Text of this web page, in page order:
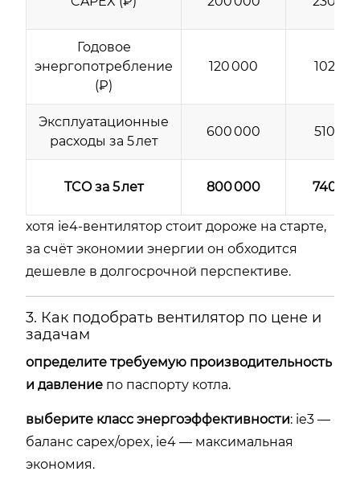
Годовое
энергопотребление
(₽)
120 000 102
Эксплуатационные
расходы за 5 лет
600 000 510
TCO за 5 лет 800 000 740
хотя ie4-вентилятор стоит дороже на старте,
за счёт экономии энергии он обходится
дешевле в долгосрочной перспективе.
3. Как подобрать вентилятор по цене и
задачам
определите требуемую производительность
и давление по паспорту котла.
выберите класс энергоэффективности: ie3 —
баланс capex/opex, ie4 — максимальная
экономия.